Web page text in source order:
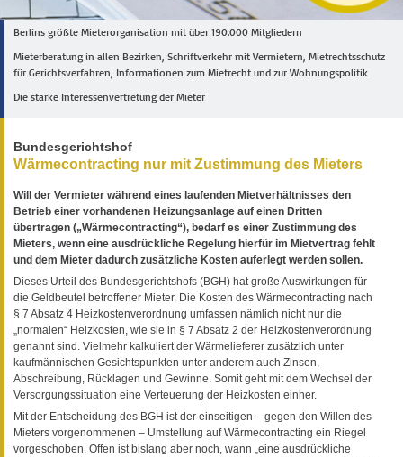
Berlins größte Mieterorganisation mit über 190.000 Mitgliedern
Mieterberatung in allen Bezirken, Schriftverkehr mit Vermietern, Mietrechtsschutz
für Gerichtsverfahren, Informationen zum Mietrecht und zur Wohnungspolitik
Die starke Interessenvertretung der Mieter
Bundesgerichtshof
Wärmecontracting nur mit Zustimmung des Mieters
Will der Vermieter während eines laufenden Mietverhältnisses den
Betrieb einer vorhandenen Heizungsanlage auf einen Dritten
übertragen („Wärmecontracting“), bedarf es einer Zustimmung des
Mieters, wenn eine ausdrückliche Regelung hierfür im Mietvertrag fehlt
und dem Mieter dadurch zusätzliche Kosten auferlegt werden sollen.
Dieses Urteil des Bundesgerichtshofs (BGH) hat große Auswirkungen für
die Geldbeutel betroffener Mieter. Die Kosten des Wärmecontracting nach
§ 7 Absatz 4 Heizkostenverordnung umfassen nämlich nicht nur die
„normalen“ Heizkosten, wie sie in § 7 Absatz 2 der Heizkostenverordnung
genannt sind. Vielmehr kalkuliert der Wärmelieferer zusätzlich unter
kaufmännischen Gesichtspunkten unter anderem auch Zinsen,
Abschreibung, Rücklagen und Gewinne. Somit geht mit dem Wechsel der
Versorgungssituation eine Verteuerung der Heizkosten einher.
Mit der Entscheidung des BGH ist der einseitigen – gegen den Willen des
Mieters vorgenommenen – Umstellung auf Wärmecontracting ein Riegel
vorgeschoben. Offen ist bislang aber noch, wann „eine ausdrückliche